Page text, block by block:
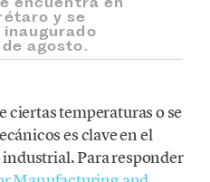
y se
agosto.
ciertas temperaturas o se
es clave en el
Para responder